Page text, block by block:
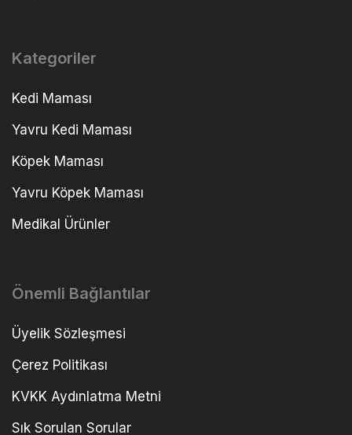
Kategoriler
Kedi Maması
Yavru Kedi Maması
Köpek Maması
Yavru Köpek Maması
Medikal Ürünler
Önemli Bağlantılar
Üyelik Sözleşmesi
Çerez Politikası
KVKK Aydınlatma Metni
Sık Sorulan Sorular